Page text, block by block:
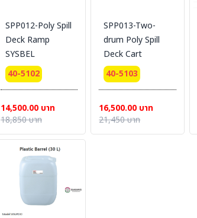
SPP012-Poly Spill
Deck Ramp
SYSBEL
40-5102
14,500.00 บาท
18,850 บาท
SPP013-Two-
drum Poly Spill
Deck Cart
40-5103
16,500.00 บาท
21,450 บาท